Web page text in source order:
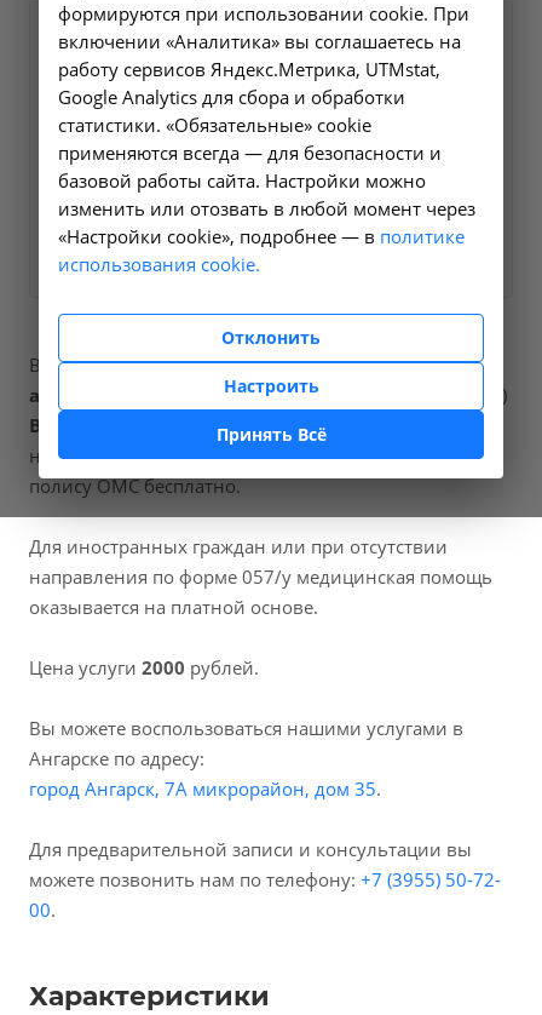
Оформите заявку на сайте,
мы свяжемся с вами в
ближайшее время и ответим
на все интересующие
вопросы.
2000 ₽
Заказать услугу
В наших клиниках мы проводимприем врача-
акушера-гинеколога первичный
, код услуги (НМУ)
B01.001.001
. Для граждан России, у которых есть
направление, медицинская помощь оказывается по
полису ОМС бесплатно.
Для иностранных граждан или при отсутствии
направления по форме 057/у медицинская помощь
оказывается на платной основе.
Цена услуги 2000 рублей.
Вы можете воспользоваться нашими услугами в
Ангарске по адресу:
город Ангарск, 7А микрорайон, дом 35.
Для предварительной записи и консультации вы
можете позвонить нам по телефону: +7 (3955) 50-72-
00.
Характеристики
формируются при использовании cookie. При
включении «Аналитика» вы соглашаетесь на
работу сервисов Яндекс.Метрика, UTMstat,
Google Analytics для сбора и обработки
статистики. «Обязательные» cookie
применяются всегда — для безопасности и
базовой работы сайта. Настройки можно
изменить или отозвать в любой момент через
«Настройки cookie», подробнее — в политике
использования cookie.
Отклонить
Настроить
Принять Всё